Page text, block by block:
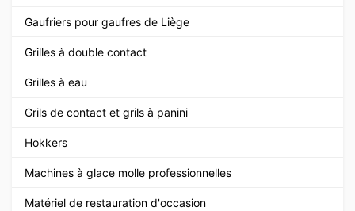
Gaufriers pour gaufres de Liège
Grilles à double contact
Grilles à eau
Grils de contact et grils à panini
Hokkers
Machines à glace molle professionnelles
Matériel de restauration d'occasion